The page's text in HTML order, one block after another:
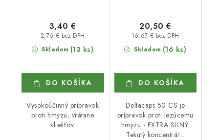
Skladom (13 ks)
2,76 € bez DPH
3,40 €
DO KOŠÍKA
Vysokoúčinný prípravok
proti hmyzu, vrátane
kliešťov.
Skladom (16 ks)
16,67 € bez DPH
20,50 €
DO KOŠÍKA
Deltacaps 50 CS je
prípravok proti lezúcemu
hmyzu - EXTRA SILNÝ.
Tekutý koncentrát...